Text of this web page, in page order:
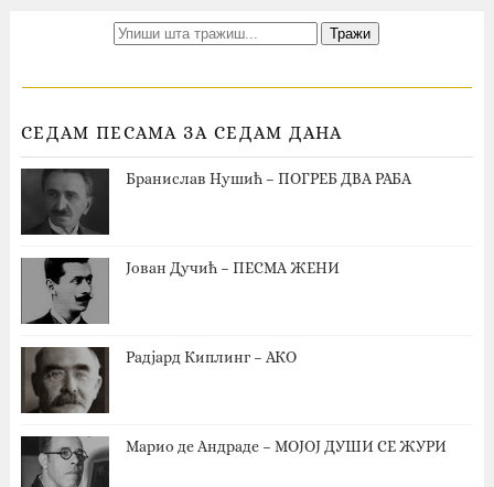
СЕДАМ ПЕСАМА ЗА СЕДАМ ДАНА
Бранислав Нушић – ПОГРЕБ ДВА РАБА
Јован Дучић – ПЕСМА ЖЕНИ
Радјард Киплинг – АКО
Марио де Андраде – МОЈОЈ ДУШИ СЕ ЖУРИ